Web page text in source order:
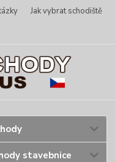
Jak vybrat schodiště
stavebnice